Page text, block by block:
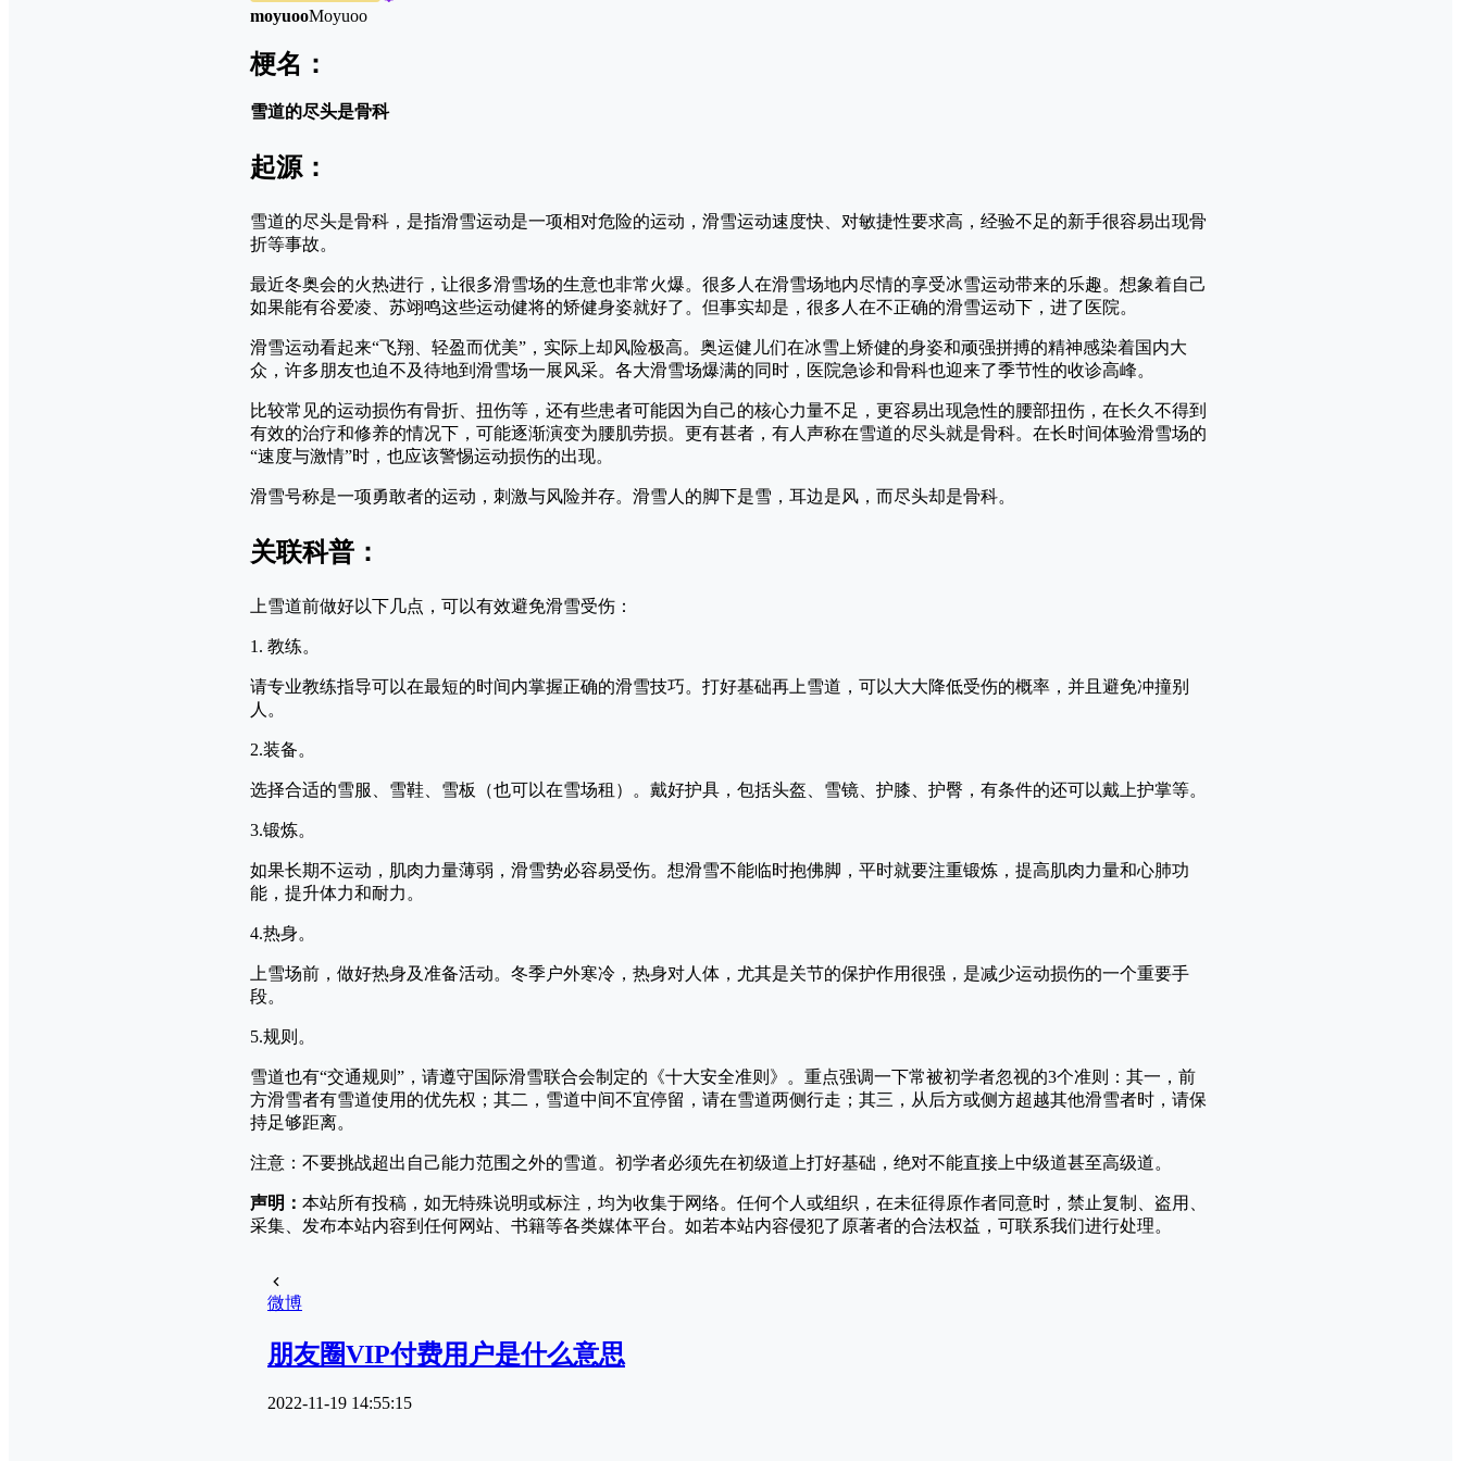
moyuooMoyuoo
梗名：
雪道的尽头是骨科
起源：
雪道的尽头是骨科，是指滑雪运动是一项相对危险的运动，滑雪运动速度快、对敏捷性要求高，经验不足的新手很容易出现骨
折等事故。
最近冬奥会的火热进行，让很多滑雪场的生意也非常火爆。很多人在滑雪场地内尽情的享受冰雪运动带来的乐趣。想象着自己
如果能有谷爱凌、苏翊鸣这些运动健将的矫健身姿就好了。但事实却是，很多人在不正确的滑雪运动下，进了医院。
滑雪运动看起来“飞翔、轻盈而优美”，实际上却风险极高。奥运健儿们在冰雪上矫健的身姿和顽强拼搏的精神感染着国内大
众，许多朋友也迫不及待地到滑雪场一展风采。各大滑雪场爆满的同时，医院急诊和骨科也迎来了季节性的收诊高峰。
比较常见的运动损伤有骨折 扭伤等，还有些患者可能因为自己的核心力量不足，更容易出现急性的腰部扭伤 ，在长久不得到
有效的治疗和修养的情况下，可能逐渐演变为腰肌劳损。更有甚者，有人声称在雪道的尽头就是骨科。在长时间体验滑雪场的
“速度与激情”时，也应该警惕运动损伤的出现。
滑雪号称是一项勇敢者的运动，刺激与风险并存。滑雪人的脚下是雪，耳边是风，而尽头却是骨科。
关联科普：
上雪道前做好以下几点，可以有效避免滑雪受伤：
1. 教练。
请专业教练指导可以在最短的时间内掌握正确的滑雪技巧。打好基础再上雪道，可以大大降低受伤的概率，并且避免冲撞别
人。
2.装备。
选择合适的雪服、雪鞋、雪板（也可以在雪场租）。戴好护具，包括头盔、雪镜、护膝、护臀，有条件的还可以戴上护掌等。
3.锻炼。
如果长期不运动，肌肉力量薄弱，滑雪势必容易受伤。想滑雪不能临时抱佛脚，平时就要注重锻炼，提高肌肉力量和心肺功
能，提升体力和耐力。
4.热身。
上雪场前，做好热身及准备活动。冬季户外寒冷，热身对人体，尤其是关节的保护作用很强，是减少运动损伤的一个重要手
段。
5.规则。
雪道也有“交通规则”，请遵守国际滑雪联合会制定的《十大安全准则》。重点强调一下常被初学者忽视的3个准则：其一，前
方滑雪者有雪道使用的优先权；其二，雪道中间不宜停留，请在雪道两侧行走；其三，从后方或侧方超越其他滑雪者时，请保
持足够距离。
注意：不要挑战超出自己能力范围之外的雪道。初学者必须先在初级道上打好基础，绝对不能直接上中级道甚至高级道。
声明： 本站所有投稿，如无特殊说明或标注，均为收集于网络。任何个人或组织，在未征得原作者同意时，禁止复制、盗用、
采集、发布本站内容到任何网站、书籍等各类媒体平台。如若本站内容侵犯了原著者的合法权益，可联系我们进行处理。
微博
朋友圈VIP付费用户是什么意思
2022-11-19 14:55:15